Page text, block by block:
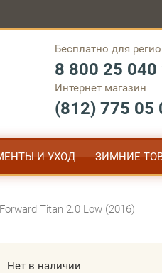
Бесплатно для
8 800 25 040
Интернет магазин
(812) 775 05
И УХОД ЗИМНИЕ
Titan 2.0 Low (2016)
Нет в наличии